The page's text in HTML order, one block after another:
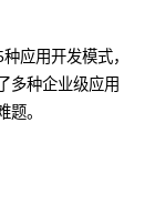
应用开发模式，
多种企业级应用
。